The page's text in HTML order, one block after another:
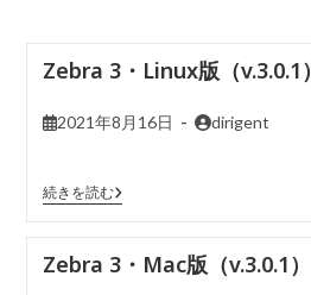
Zebra 3・Linux版（v.3.0.1）
2021年8月16日 dirigent
続きを読む
Zebra 3・Mac版（v.3.0.1）